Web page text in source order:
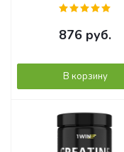
876 руб.
В корзину